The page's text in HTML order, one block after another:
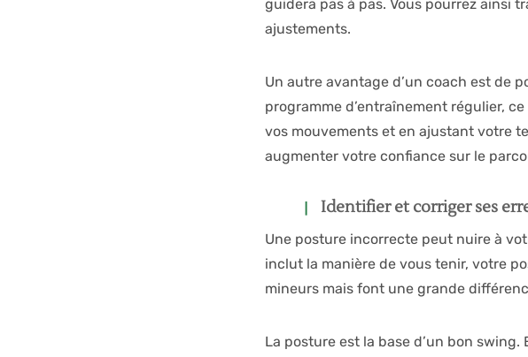
guidera pas à pas. Vous pourrez ainsi
ajustements.
Un autre avantage d’un coach est de
programme d’entraînement régulier,
vos mouvements et en ajustant votre
augmenter votre confiance sur le
Identifier et corriger ses
Une posture incorrecte peut nuire à
inclut la manière de vous tenir, votre
mineurs mais font une grande
La posture est la base d’un bon